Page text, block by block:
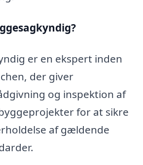
?
er en ekspert inden
der giver
og inspektion af
for at sikre
af gældende